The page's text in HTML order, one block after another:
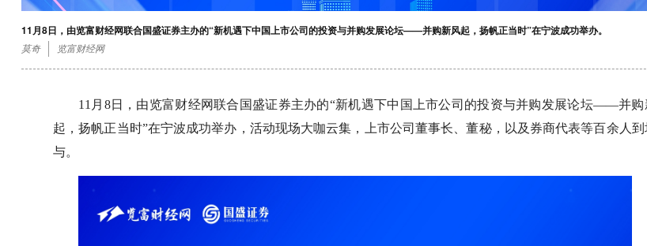
11月8日，由览富财经网联合国盛证券主办的“新机遇下中国上市公司的投资与并购发展论坛——并购新风起，扬帆正当时”在宁波成功举办。
莫奇 览富财经网
11月8日，由览富财经网联合国盛证券主办的“新机遇下中国上市公司的投资与并购发展论坛——并购
起，扬帆正当时”在宁波成功举办，活动现场大咖云集，上市公司董事长、董秘，以及券商代表等百余人到
与。